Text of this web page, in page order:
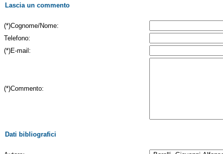
Lascia un commento
(*)Cognome/Nome:
Telefono:
(*)E-mail:
(*)Commento:
Dati bibliografici